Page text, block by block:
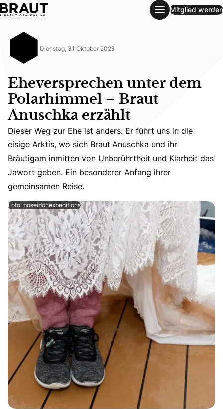
Eheversprechen unter dem Polarhimmel – Braut Anuschka
Mitglied werden
Dienstag, 31 Oktober 2023
Eheversprechen unter dem
Polarhimmel – Braut
Anuschka erzählt
Dieser Weg zur Ehe ist anders. Er führt uns in die
Dieser Weg zur Ehe ist anders. Er führt uns in die
eisige Arktis, wo sich Braut Anuschka und ihr
Bräutigam inmitten von Unberührtheit und Klarheit das
Jawort geben. Ein besonderer Anfang ihrer
gemeinsamen Reise.
Foto: poseidonexpeditions